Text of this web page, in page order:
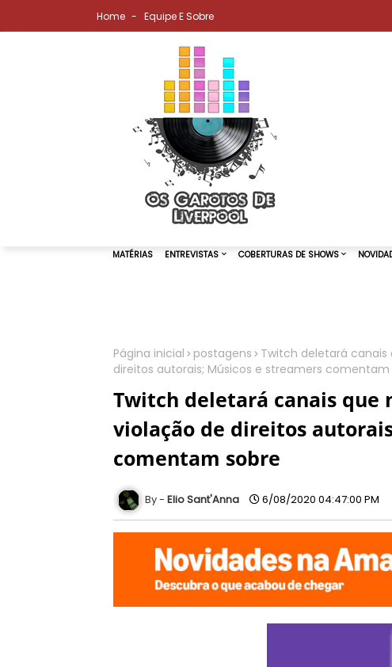
Home Equipe E Sobre
Página inicial postagens
Twitch deletará
direitos autorais; Músicos e streamers comentam
Twitch deletará canais que
violação de direitos
comentam sobre
Elio Sant'Anna 6/08/2020 04:47:00 PM